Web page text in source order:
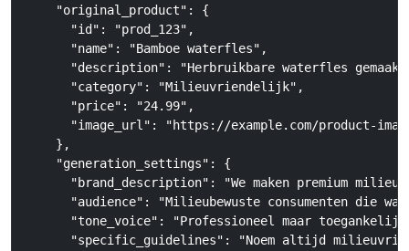
    "original_product": {
      "id": "prod_123",
      "name": "Bamboe waterfles",
"description": "Herbruikbare waterfles
      "category": "Milieuvriendelijk",
      "price": "24.99",
"image_url": "https://example.com/product-
    },
    "generation_settings": {
"brand_description": "We maken premium
"audience": "Milieubewuste consumenten die
"tone_voice": "Professioneel maar
"specific_guidelines": "Noem altijd